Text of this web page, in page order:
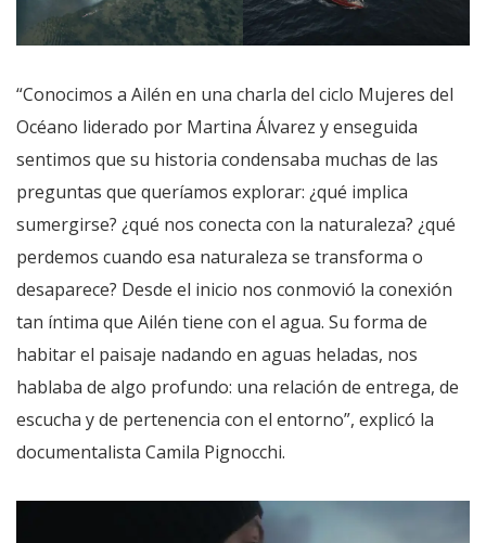
“Conocimos a Ailén en una charla del ciclo Mujeres del
Océano liderado por Martina Álvarez y enseguida
sentimos que su historia condensaba muchas de las
preguntas que queríamos explorar: ¿qué implica
sumergirse? ¿qué nos conecta con la naturaleza? ¿qué
perdemos cuando esa naturaleza se transforma o
desaparece? Desde el inicio nos conmovió la conexión
tan íntima que Ailén tiene con el agua. Su forma de
habitar el paisaje nadando en aguas heladas, nos
hablaba de algo profundo: una relación de entrega, de
escucha y de pertenencia con el entorno”, explicó la
documentalista Camila Pignocchi.